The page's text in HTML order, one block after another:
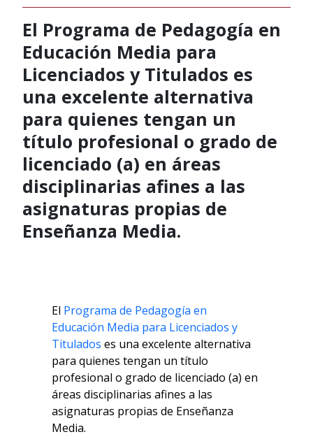
El Programa de Pedagogía en
Educación Media para
Licenciados y Titulados es
una excelente alternativa
para quienes tengan un
título profesional o grado de
licenciado (a) en áreas
disciplinarias afines a las
asignaturas propias de
Enseñanza Media.
El Programa de Pedagogía en
Educación Media para Licenciados y
Titulados es una excelente alternativa
para quienes tengan un título
profesional o grado de licenciado (a) en
áreas disciplinarias afines a las
asignaturas propias de Enseñanza
Media.